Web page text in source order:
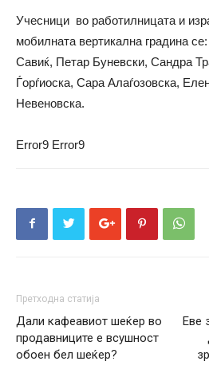
Учесници во работилницата и
мобилната вертикална градина
Савиќ, Петар Буневски, Сандра
Ѓорѓиоска, Сара Алаѓозовска,
Невеновска.
Error9 Error9
Претходна статија
Дали кафеавиот шеќер во
продавниците е всушност
обоен бел шеќер?
Еве